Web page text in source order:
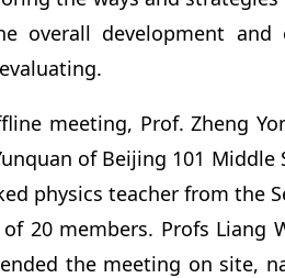
overall development
meeting, Prof. Zheng
of Beijing 101
physics teacher from the
20 members. Profs Liang
the meeting on site,